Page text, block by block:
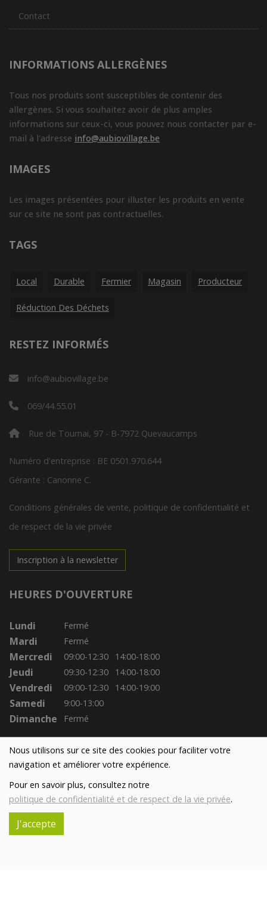
Nous utilisons sur ce site des cookies pour faciliter votre
navigation et améliorer votre expérience.
Pour en savoir plus, consultez notre
politique de confidentialité et de respect de la vie privée.
J'accepte
Contact
INFORMATIONS ALLERGÈNES
Tous nos produits sont susceptibles de contenir des
allergènes. Si vous souhaitez avoir de plus amples
informations sur ceux-ci, vous pouvez nous contacter par e-
mail à l'adresse info@aubiovillage.be
IMAGES
Les images présentées pour illuster les produits en vente
sur ce site ne sont pas contractuelles.
TAGS
Local Durable Fermier Magasin Producteur
Réduction Des Déchets
RESTEZ INFORMÉS
info@aubiovillage.be
069/44.55.01
Rue de Tournai, 97 - B-7972 Quevaucamps
Numéro d'entreprise : BE 0501.970.644
Gérante : Canonne C.
Conditions générales de vente, politique de confidentialité et
de respect de la vie privée
Inscription à la newsletter
HEURES D'OUVERTURE
Lundi Fermé
Mardi Fermé
Mercredi 09:00-12:30 14:00-18:00
Jeudi 09:30-12:30 14:00-18:00
Vendredi 09:00-12:30 14:00-19:00
Samedi 9:00-13:00
Dimanche Fermé